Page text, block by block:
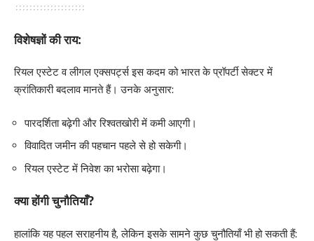
विशेषज्ञों की राय:
रियल एस्टेट व लीगल एक्सपर्ट्स इस कदम को भारत के प्रॉपर्टी सेक्टर में
क्रांतिकारी बदलाव मानते हैं। उनके अनुसार:
पारदर्शिता बढ़ेगी और रिश्वतखोरी में कमी आएगी।
विवादित जमीन की पहचान पहले से हो सकेगी।
रियल एस्टेट में निवेश का भरोसा बढ़ेगा।
क्या होंगी चुनौतियाँ?
हालांकि यह पहल सराहनीय है, लेकिन इसके सामने कुछ चुनौतियाँ भी हो सकती हैं: